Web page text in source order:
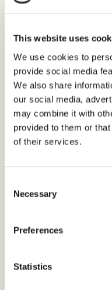
This website uses
We use cookies to
provide social media
We also share
our social media,
may combine it with
provided to them or
of their services.
Selection
Necessary
Preferences
Statistics
Göteborg
Malmö
Helsingborg